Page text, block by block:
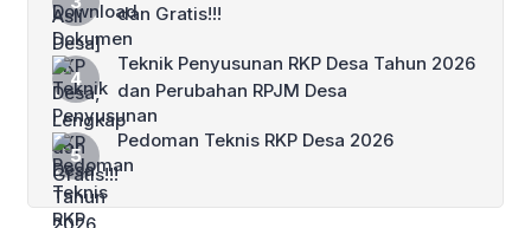
dan Gratis!!!
Teknik Penyusunan RKP Desa Tahun 2026
dan Perubahan RPJM Desa
Pedoman Teknis RKP Desa 2026